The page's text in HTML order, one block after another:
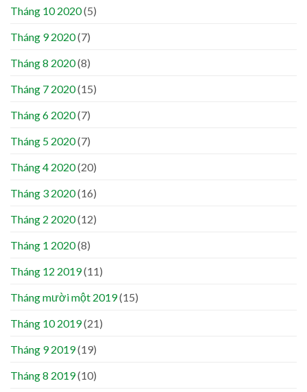
Tháng 10 2020(5)
Tháng 9 2020(7)
Tháng 8 2020(8)
Tháng 7 2020(15)
Tháng 6 2020(7)
Tháng 5 2020(7)
Tháng 4 2020(20)
Tháng 3 2020(16)
Tháng 2 2020(12)
Tháng 1 2020(8)
Tháng 12 2019(11)
Tháng mười một 2019(15)
Tháng 10 2019(21)
Tháng 9 2019(19)
Tháng 8 2019(10)